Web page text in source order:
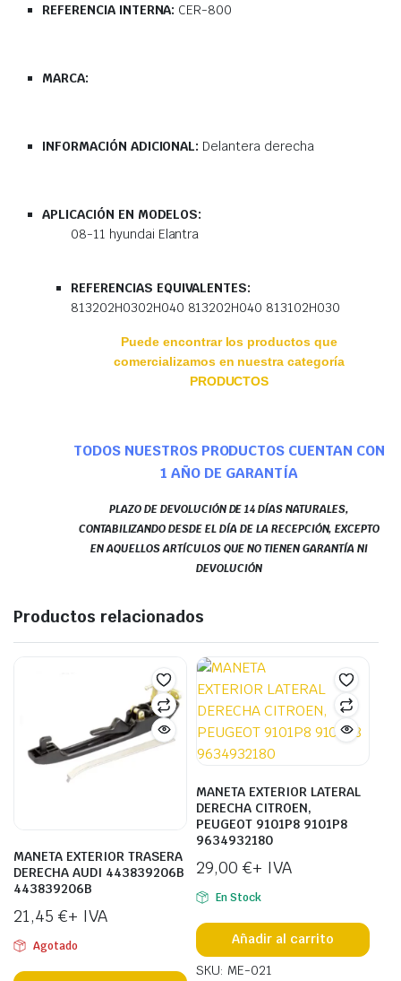
REFERENCIA INTERNA: CER-800
MARCA:
INFORMACIÓN ADICIONAL: Delantera derecha
APLICACIÓN EN MODELOS:
08-11 hyundai Elantra
REFERENCIAS EQUIVALENTES:
813202H0302H040 813202H040 813102H030
Puede encontrar los productos que
comercializamos en nuestra categoría
PRODUCTOS
TODOS NUESTROS PRODUCTOS CUENTAN CON
1 AÑO DE GARANTÍA
PLAZO DE DEVOLUCIÓN DE 14 DÍAS NATURALES,
CONTABILIZANDO DESDE EL DÍA DE LA RECEPCIÓN, EXCEPTO
EN AQUELLOS ARTÍCULOS QUE NO TIENEN GARANTÍA NI
DEVOLUCIÓN
Productos relacionados
MANETA EXTERIOR TRASERA
DERECHA AUDI 443839206B
443839206B
21,45 €+ IVA
Agotado
MANETA EXTERIOR LATERAL
DERECHA CITROEN,
PEUGEOT 9101P8 9101P8
9634932180
29,00 €+ IVA
En Stock
Añadir al carrito
SKU: ME-021